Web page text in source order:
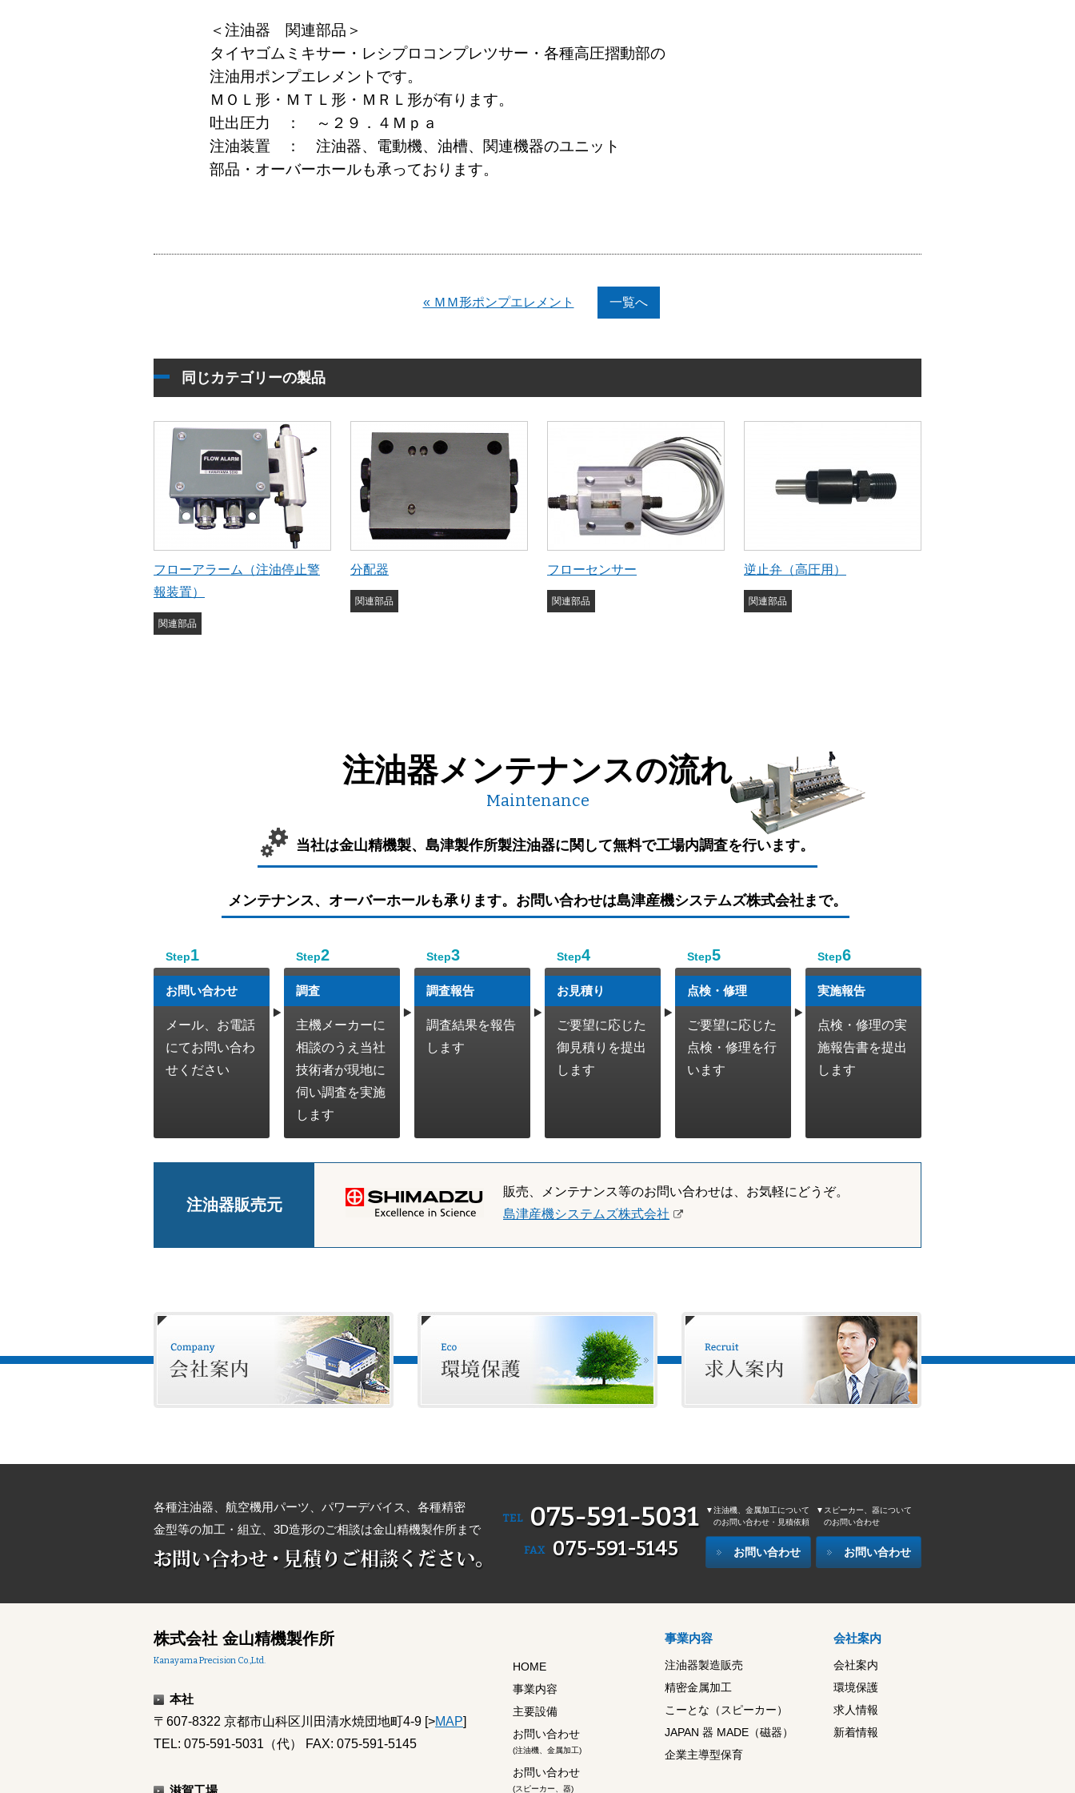
＜注油器 関連部品＞
タイヤゴムミキサー・レシプロコンプレツサー・各種高圧摺動部の
注油用ポンプエレメントです。
ＭＯＬ形・ＭＴＬ形・ＭＲＬ形が有ります。
吐出圧力 ： ～２９．４Ｍｐａ
注油装置 ： 注油器、電動機、油槽、関連機器のユニット
部品・オーバーホールも承っております。
« ＭＭ形ポンプエレメント 一覧へ
同じカテゴリーの製品
フローアラーム（注油停止警
報装置）
関連部品
分配器
関連部品
フローセンサー
関連部品
逆止弁（高圧用）
関連部品
注油器メンテナンスの流れ
Maintenance
当社は金山精機製、島津製作所製注油器に関して無料で工場内調査を行います。
メンテナンス、オーバーホールも承ります。お問い合わせは島津産機システムズ株式会社まで。
Step1
お問い合わせ
メール、お電話
にてお問い合わ
せください
Step2
調査
主機メーカーに
相談のうえ当社
技術者が現地に
伺い調査を実施
します
Step3
調査報告
調査結果を報告
します
Step4
お見積り
ご要望に応じた
御見積りを提出
します
Step5
点検・修理
ご要望に応じた
点検・修理を行
います
Step6
実施報告
点検・修理の実
施報告書を提出
します
注油器販売元
販売、メンテナンス等のお問い合わせは、お気軽にどうぞ。
島津産機システムズ株式会社
各種注油器、航空機用パーツ、パワーデバイス、各種精密
金型等の加工・組立、3D造形のご相談は金山精機製作所まで
TEL 075-591-5031
FAX 075-591-5145
▼注油機、金属加工について
のお問い合わせ・見積依頼
お問い合わせ
▼スピーカー、器について
のお問い合わせ
お問い合わせ
株式会社 金山精機製作所
Kanayama Precision Co.,Ltd.
本社
〒607-8322 京都市山科区川田清水焼団地町4-9 [>MAP]
TEL: 075-591-5031（代） FAX: 075-591-5145
滋賀工場
HOME
事業内容
主要設備
お問い合わせ
(注油機、金属加工)
お問い合わせ
(スピーカー、器)
事業内容
注油器製造販売
精密金属加工
こーとな（スピーカー）
JAPAN 器 MADE（磁器）
企業主導型保育
会社案内
会社案内
環境保護
求人情報
新着情報